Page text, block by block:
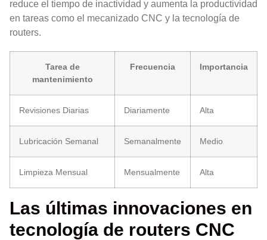
reduce el tiempo de inactividad y aumenta la productividad
en tareas como el mecanizado CNC y la tecnología de
routers.
Tarea de
mantenimiento
Frecuencia Importancia
Revisiones Diarias Diariamente Alta
Lubricación Semanal Semanalmente Medio
Limpieza Mensual Mensualmente Alta
Las últimas innovaciones en
tecnología de routers CNC